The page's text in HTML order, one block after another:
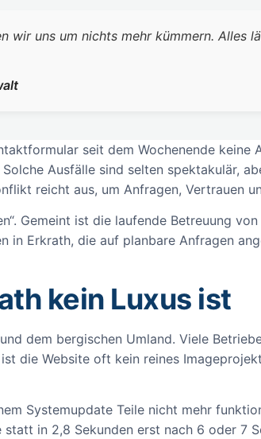
wir uns um nichts mehr kümmern. Alles
seit dem Wochenende keine
Ausfälle sind selten spektakulär,
reicht aus, um Anfragen, Vertrauen
Gemeint ist die laufende Betreuung
in Erkrath, die auf planbare Anfragen
kein Luxus ist
dem bergischen Umland. Viele
die Website oft kein reines
Systemupdate Teile nicht mehr
in 2,8 Sekunden erst nach 6 oder 7